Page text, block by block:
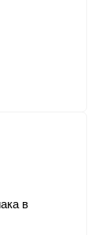
в